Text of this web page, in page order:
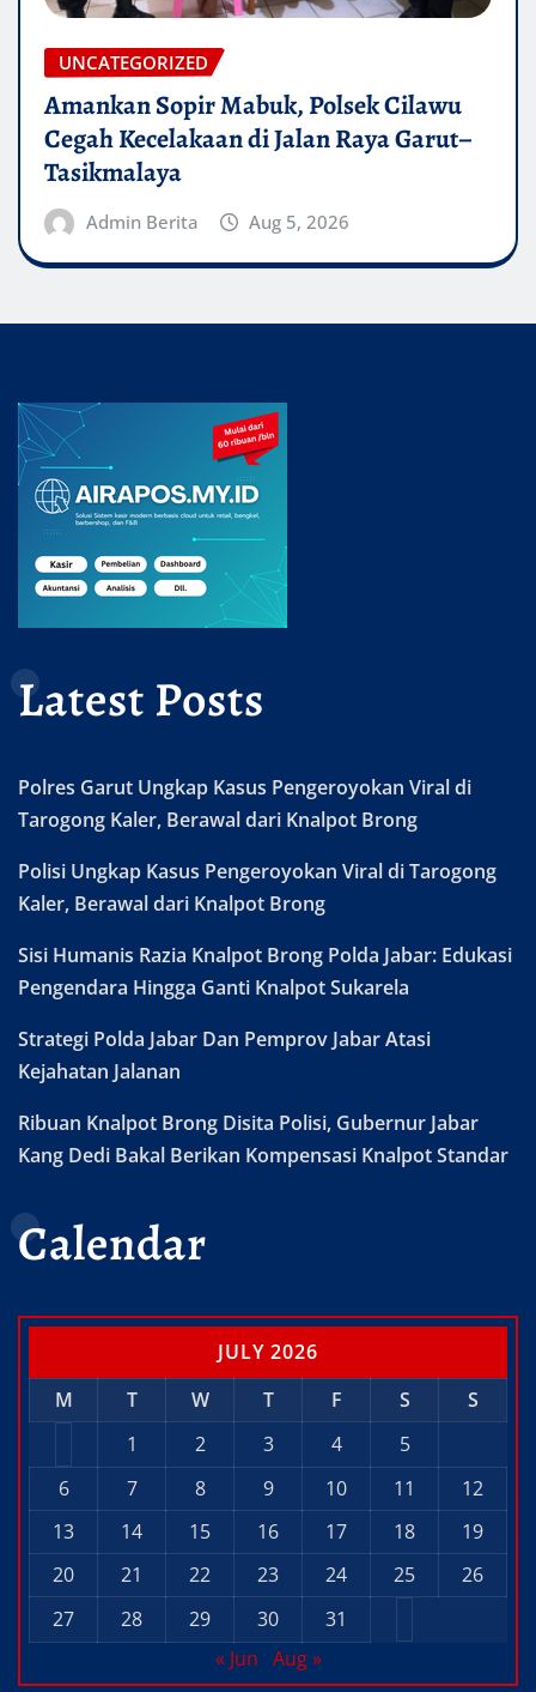
UNCATEGORIZED
Amankan Sopir Mabuk, Polsek Cilawu
Cegah Kecelakaan di Jalan Raya Garut–
Tasikmalaya
Admin Berita Aug 5, 2026
Latest Posts
Polres Garut Ungkap Kasus Pengeroyokan Viral di
Tarogong Kaler, Berawal dari Knalpot Brong
Polisi Ungkap Kasus Pengeroyokan Viral di Tarogong
Kaler, Berawal dari Knalpot Brong
Sisi Humanis Razia Knalpot Brong Polda Jabar: Edukasi
Pengendara Hingga Ganti Knalpot Sukarela
Strategi Polda Jabar Dan Pemprov Jabar Atasi
Kejahatan Jalanan
Ribuan Knalpot Brong Disita Polisi, Gubernur Jabar
Kang Dedi Bakal Berikan Kompensasi Knalpot Standar
Calendar
JULY 2026
M
T W T F S
S
1
2 3 4
5
6
7 8 9 10 11
12
13
14 15 16 17 18
19
20
21 22 23 24 25
26
27
28 29 30
31
« Jun Aug »